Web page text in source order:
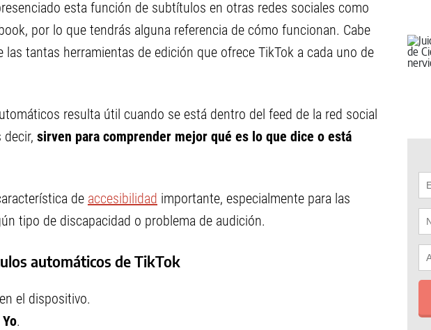
esta función de subtítulos en otras redes sociales como
por lo que tendrás alguna referencia de cómo funcionan. Cabe
las tantas herramientas de edición que ofrece TikTok a cada uno de
resulta útil cuando se está dentro del feed de la red social
decir, sirven para comprender mejor qué es lo que dice o está
de accesibilidad importante, especialmente para las
tipo de discapacidad o problema de audición.
automáticos de TikTok
el dispositivo.
Yo.